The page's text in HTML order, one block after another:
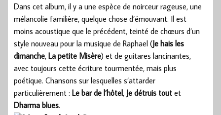
Dans cet album, il y a une espèce de noirceur rageuse, une
mélancolie familière, quelque chose d’émouvant. Il est
moins acoustique que le précédent, teinté de chœurs d’un
style nouveau pour la musique de Raphael (Je hais les
dimanche, La petite Misère) et de guitares lancinantes,
avec toujours cette écriture tourmentée, mais plus
poétique. Chansons sur lesquelles s’attarder
particulièrement : Le bar de l’hôtel, Je détruis tout et
Dharma blues.